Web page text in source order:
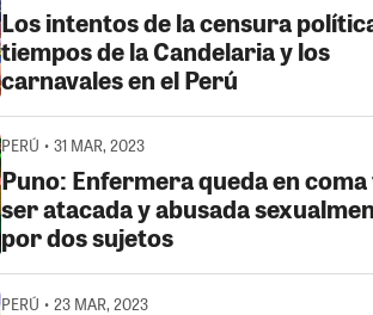
Los intentos de la censura
tiempos de la Candelaria y los
carnavales en el Perú
PERÚ • 31 MAR, 2023
Puno: Enfermera queda en
ser atacada y abusada
por dos sujetos
PERÚ • 23 MAR, 2023